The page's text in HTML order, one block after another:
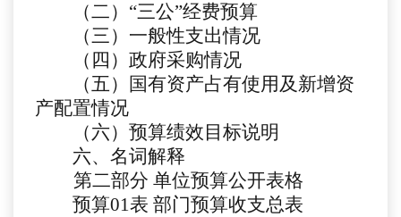
（二） “三公”经费预算
（三）一般性支出情况
（四）政府采购情况
（五）国有资产占有使用及新增资
产配置情况
（六）预算绩效目标说明
六、名词解释
第二部分 单位预算公开表格
预算01表 部门预算收支总表